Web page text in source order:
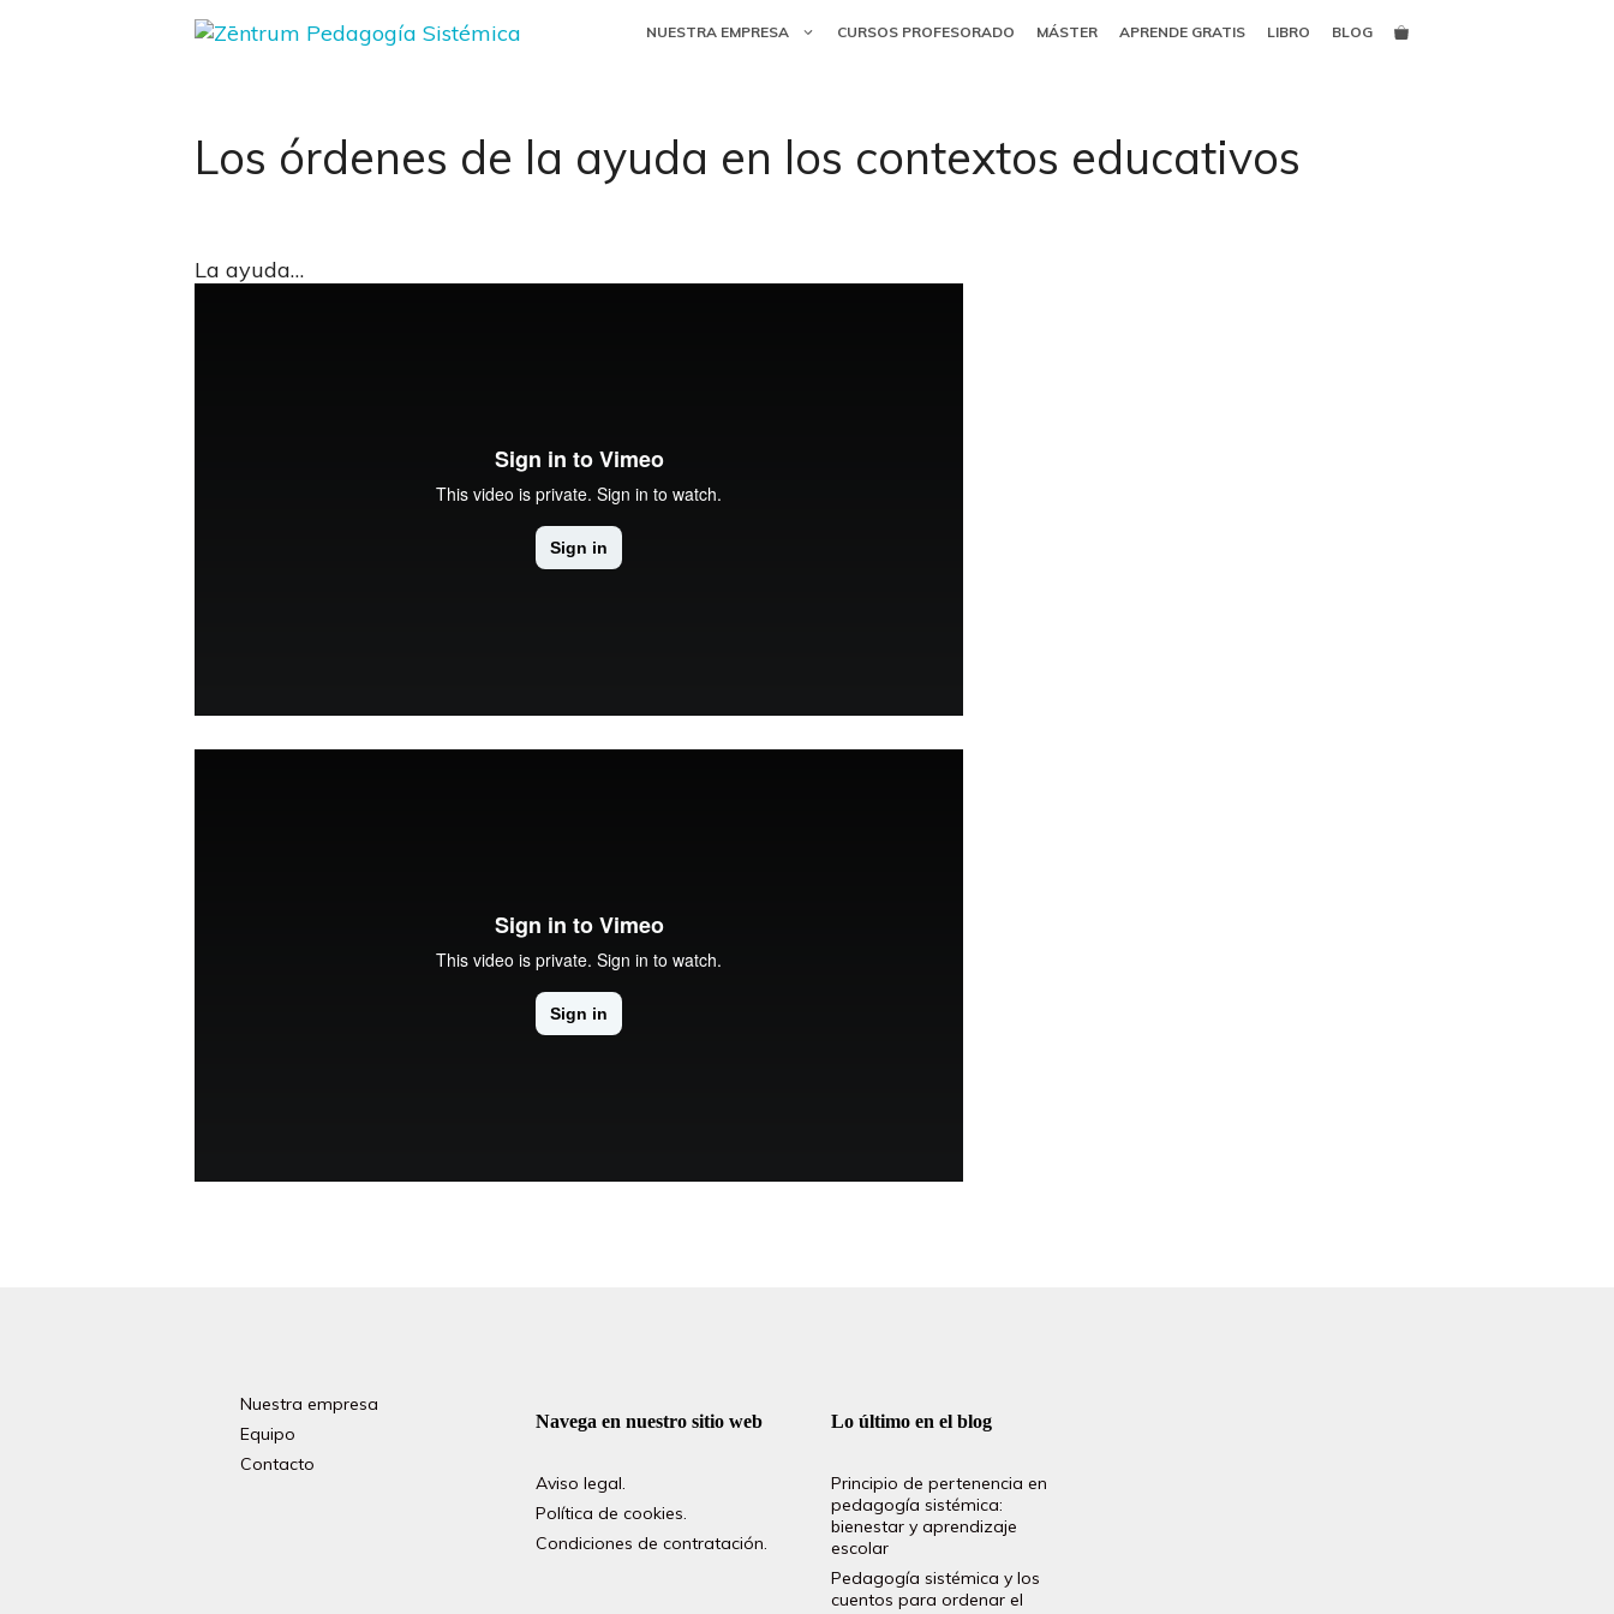
NUESTRA EMPRESA CURSOS PROFESORADO MÁSTER APRENDE GRATIS LIBRO BLOG
Los órdenes de la ayuda en los contextos educativos
La ayuda…
Nuestra empresa
Equipo
Contacto
Navega en nuestro sitio web
Aviso legal.
Política de cookies.
Condiciones de contratación.
Lo último en el blog
Principio de pertenencia en
pedagogía sistémica:
bienestar y aprendizaje
escolar
Pedagogía sistémica y los
cuentos para ordenar el